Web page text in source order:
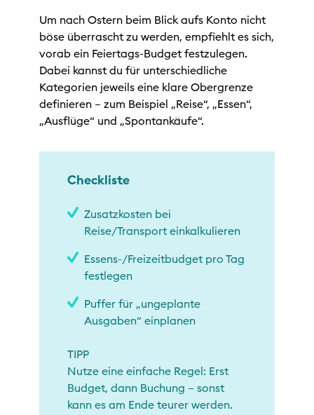
Um nach Ostern beim Blick aufs Konto nicht
böse überrascht zu werden, empfiehlt es sich,
vorab ein Feiertags-Budget festzulegen.
Dabei kannst du für unterschiedliche
Kategorien jeweils eine klare Obergrenze
definieren – zum Beispiel „Reise“, „Essen“,
„Ausflüge“ und „Spontankäufe“.
Checkliste
Zusatzkosten bei
Reise/Transport einkalkulieren
Essens-/Freizeitbudget pro Tag
festlegen
Puffer für „ungeplante
Ausgaben“ einplanen
TIPP
Nutze eine einfache Regel: Erst
Budget, dann Buchung – sonst
kann es am Ende teurer werden.